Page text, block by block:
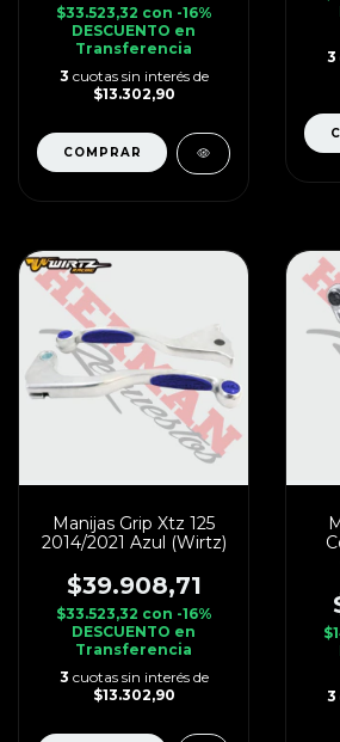
$33.523,32 con -16%
DESCUENTO en
Transferencia
3 cuotas sin interés de
$13.302,90
3
Manijas Grip Xtz 125
2014/2021 Azul (Wirtz)
$39.908,71
$33.523,32 con -16%
DESCUENTO en
Transferencia
3 cuotas sin interés de
$13.302,90
3